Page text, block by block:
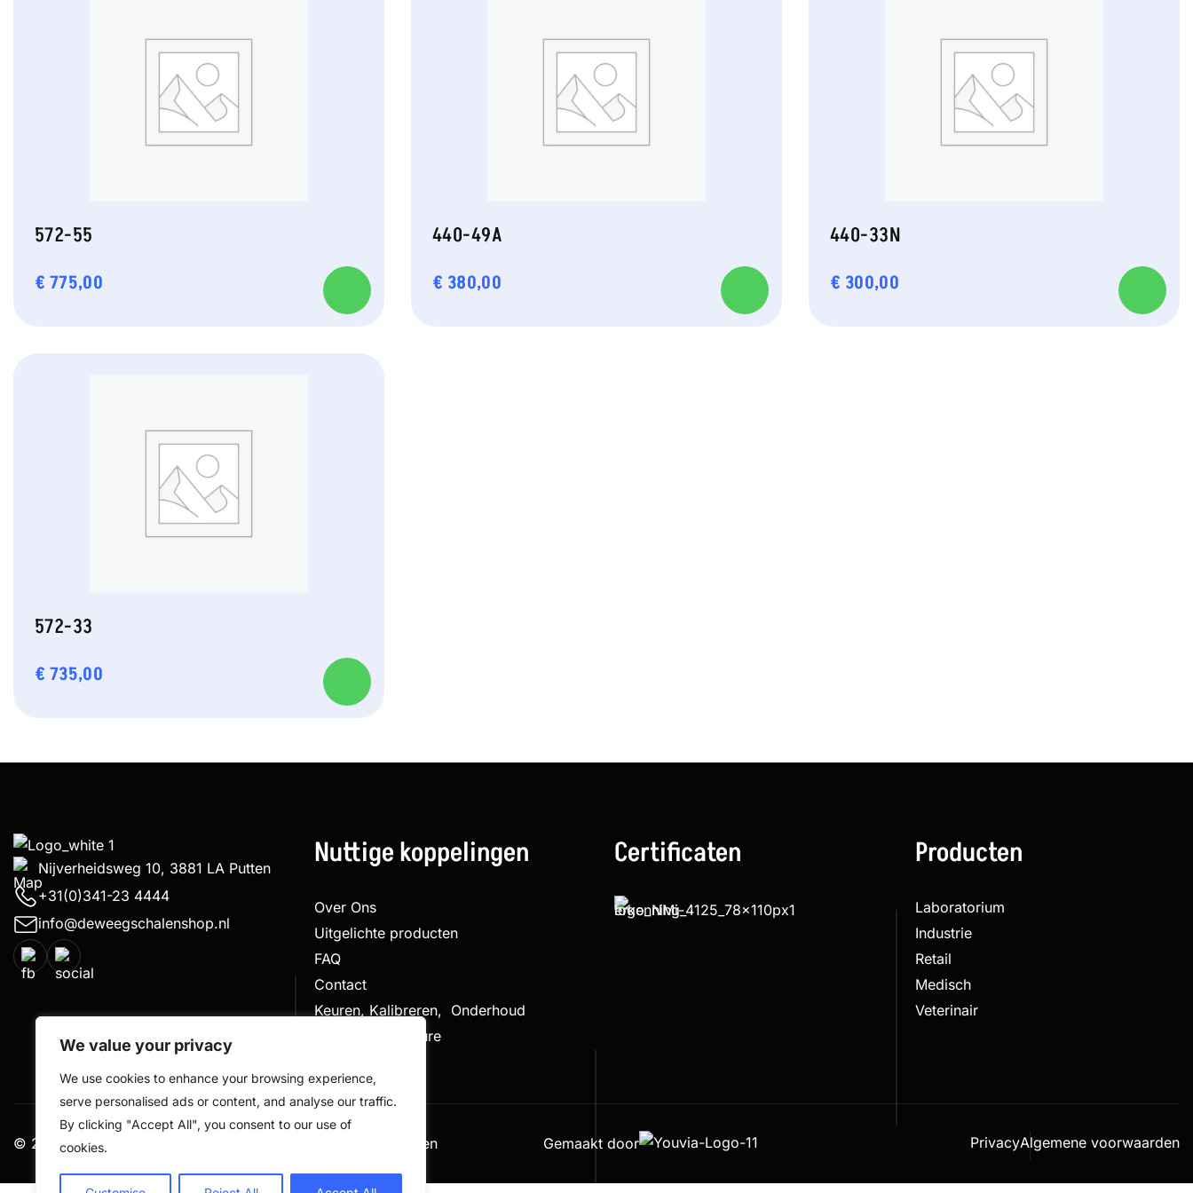
We value your privacy
We use cookies to enhance your browsing experience,
serve personalised ads or content, and analyse our traffic.
By clicking "Accept All", you consent to our use of
cookies.
572-55
€ 775,00
440-49A
€ 380,00
440-33N
€ 300,00
572-33
€ 735,00
Nijverheidsweg 10, 3881 LA Putten
+31(0)341-23 4444
info@deweegschalenshop.nl
Nuttige koppelingen
Over Ons
Uitgelichte producten
FAQ
Contact
Keuren, Kalibreren, Onderhoud
Klachtenprocedure
Certificaten Producten
Laboratorium
Industrie
Retail
Medisch
Veterinair
© 2026 De Weegschalen Shop.nl – alle rechten voorbehouden Gemaakt door PrivacyAlgemene voorwaarden